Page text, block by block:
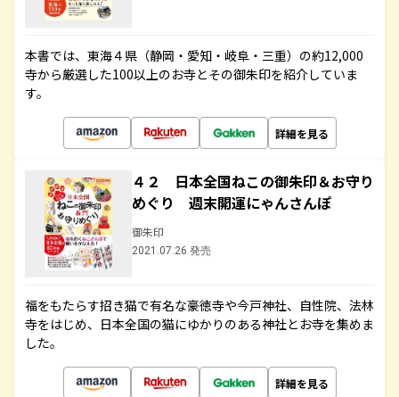
本書では、東海４県（静岡・愛知・岐阜・三重）の約12,000
寺から厳選した100以上のお寺とその御朱印を紹介していま
す。
詳細を見る
４２ 日本全国ねこの御朱印＆お守り
めぐり 週末開運にゃんさんぽ
御朱印
2021.07.26 発売
福をもたらす招き猫で有名な豪徳寺や今戸神社、自性院、法林
寺をはじめ、日本全国の猫にゆかりのある神社とお寺を集めま
した。
詳細を見る